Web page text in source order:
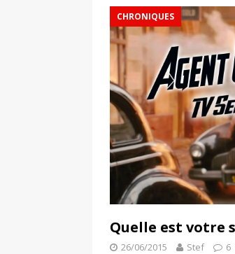
CHRONIQUES
Quelle est votre
26/06/2015 Stef 6